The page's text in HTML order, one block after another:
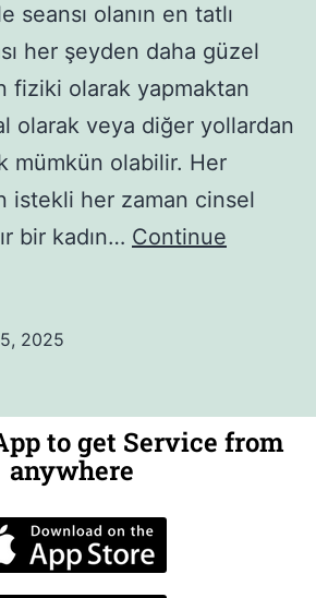
seansı olanın en tatlı
her şeyden daha güzel
fiziki olarak yapmaktan
olarak veya diğer yollardan
mümkün olabilir. Her
istekli her zaman cinsel
bir kadın… Continue
2025
to get Service from
anywhere